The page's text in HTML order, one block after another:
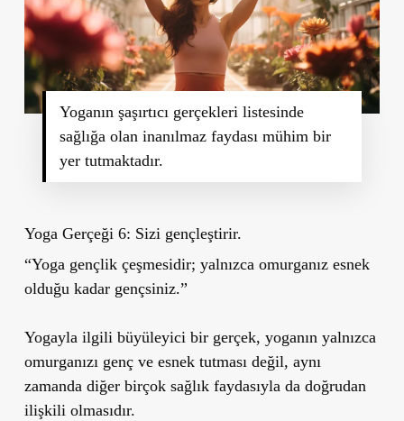
Yoganın şaşırtıcı gerçekleri listesinde
sağlığa olan inanılmaz faydası mühim bir
yer tutmaktadır.
Yoga Gerçeği 6: Sizi gençleştirir.
“Yoga gençlik çeşmesidir; yalnızca omurganız esnek
olduğu kadar gençsiniz.”
Yogayla ilgili büyüleyici bir gerçek, yoganın yalnızca
omurganızı genç ve esnek tutması değil, aynı
zamanda diğer birçok sağlık faydasıyla da doğrudan
ilişkili olmasıdır.